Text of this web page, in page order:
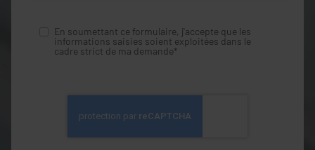
En soumettant ce formulaire, j'accepte que les
informations saisies soient exploitées dans le
cadre strict de ma demande*